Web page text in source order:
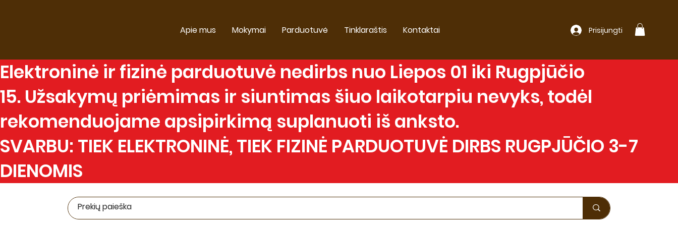
Prisijungti
Apie mus Mokymai Parduotuvė Tinklaraštis Kontaktai
Elektroninė ir fizinė parduotuvė nedirbs nuo Liepos 01 iki Rugpjūčio
15. Užsakymų priėmimas ir siuntimas šiuo laikotarpiu nevyks, todėl
rekomenduojame apsipirkimą suplanuoti iš anksto.
SVARBU: TIEK ELEKTRONINĖ, TIEK FIZINĖ PARDUOTUVĖ DIRBS RUGPJŪČIO 3-7
DIENOMIS